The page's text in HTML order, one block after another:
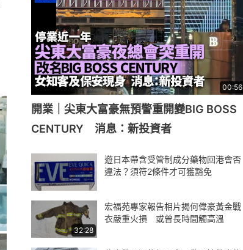
00:56
開業｜尖東大富豪無預警重開變BIG BOSS
CENTURY 消息：新投資者
遊日本帶含受管制成分藥物回港會否
違法？須符2條件才可獲豁免
32:28
宏福苑專家報告相片揭何偉豪黃金戰
衣嚴重火損 或曾長時間觸高溫